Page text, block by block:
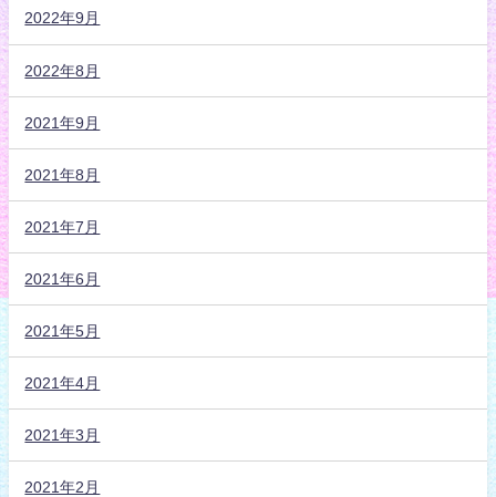
2022年9月
2022年8月
2021年9月
2021年8月
2021年7月
2021年6月
2021年5月
2021年4月
2021年3月
2021年2月